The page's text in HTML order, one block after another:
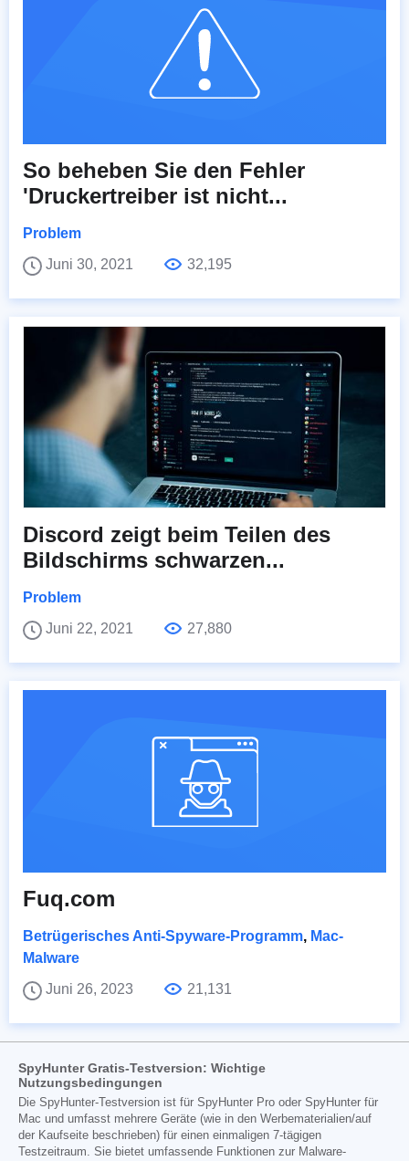
So beheben Sie den Fehler
'Druckertreiber ist nicht...
Problem
Juni 30, 2021
32,195
Discord zeigt beim Teilen des
Bildschirms schwarzen...
Problem
Juni 22, 2021
27,880
Fuq.com
Betrügerisches Anti-Spyware-Programm, Mac-
Malware
Juni 26, 2023
21,131
SpyHunter Gratis-Testversion: Wichtige
Nutzungsbedingungen
Die SpyHunter-Testversion ist für SpyHunter Pro oder SpyHunter für
Mac und umfasst mehrere Geräte (wie in den Werbematerialien/auf
der Kaufseite beschrieben) für einen einmaligen 7-tägigen
Testzeitraum. Sie bietet umfassende Funktionen zur Malware-